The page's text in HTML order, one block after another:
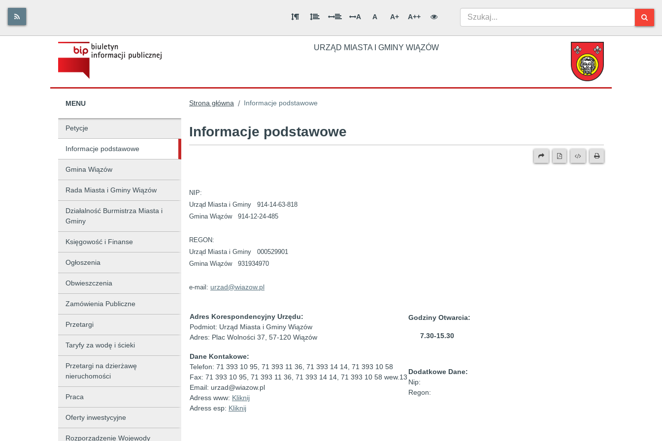
A A A+ A++
URZĄD MIASTA I GMINY WIĄZÓW
MENU
Petycje
Informacje podstawowe
Gmina Wiązów
Rada Miasta i Gminy Wiązów
Działalność Burmistrza Miasta i
Gminy
Księgowość i Finanse
Ogłoszenia
Obwieszczenia
Zamówienia Publiczne
Przetargi
Taryfy za wodę i ścieki
Przetargi na dzierżawę
nieruchomości
Praca
Oferty inwestycyjne
Rozporządzenie Wojewody
Strona główna / Informacje podstawowe
Informacje podstawowe
NIP:
Urząd Miasta i Gminy 914-14-63-818
Gmina Wiązów 914-12-24-485
REGON:
Urząd Miasta i Gminy 000529901
Gmina Wiązów 931934970
e-mail: urzad@wiazow.pl
Adres Korespondencyjny Urzędu:
Podmiot: Urząd Miasta i Gminy Wiązów
Adres: Plac Wolności 37, 57-120 Wiązów
Godziny Otwarcia:
7.30-15.30
Dane Kontakowe:
Telefon: 71 393 10 95, 71 393 11 36, 71 393 14 14, 71 393 10 58
Fax: 71 393 10 95, 71 393 11 36, 71 393 14 14, 71 393 10 58 wew.13
Email: urzad@wiazow.pl
Adress www: Kliknij
Adress esp: Kliknij
Dodatkowe Dane:
Nip:
Regon: